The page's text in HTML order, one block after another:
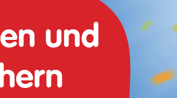
und